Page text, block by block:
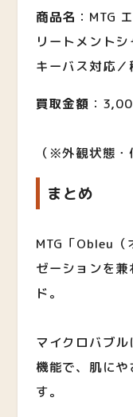
商品名 ：MTG
リートメント
キーバス対応／
買取金額 ：
（※外観状態・
まとめ
MTG「Obleu（
ゼーションを
ド。
マイクロバブ
機能で、肌に
す。